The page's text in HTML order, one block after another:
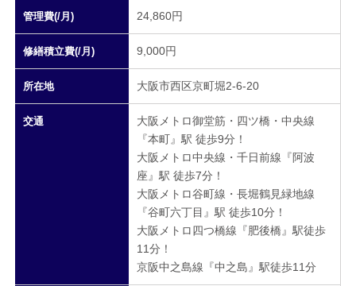
管理費(/月) 24,860円
修繕積立費(/月) 9,000円
所在地 大阪市西区京町堀2-6-20
交通
大阪メトロ御堂筋・四ツ橋・中央線
『本町』駅 徒歩9分！
大阪メトロ中央線・千日前線『阿波
座』駅 徒歩7分！
大阪メトロ谷町線・長堀鶴見緑地線
『谷町六丁目』駅 徒歩10分！
大阪メトロ四つ橋線『肥後橋』駅徒歩
11分！
京阪中之島線『中之島』駅徒歩11分